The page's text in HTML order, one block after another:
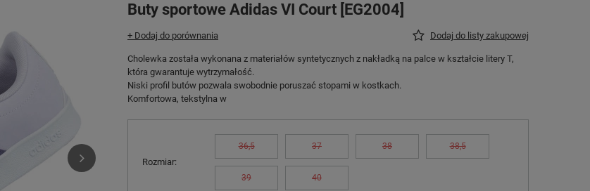
Buty sportowe Adidas VI Court [EG2004]
+ Dodaj do porównania Dodaj do listy zakupowej
Cholewka została wykonana z materiałów syntetycznych z nakładką na palce w kształcie litery T,
która gwarantuje wytrzymałość.
Niski profil butów pozwala swobodnie poruszać stopami w kostkach.
Komfortowa, tekstylna w
Rozmiar
36,5 37 38 38,5
39 40